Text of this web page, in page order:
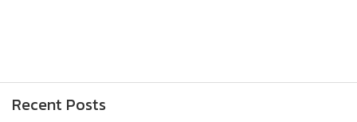
Recent Posts